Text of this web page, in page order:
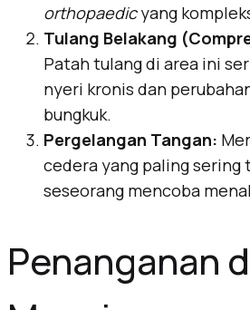
orthopaedicyang
Tulang Belakang (
Patah tulang di area ini
nyeri kronis dan
bungkuk.
Pergelangan Tangan:
cedera yang paling sering
seseorang mencoba
Penanganan